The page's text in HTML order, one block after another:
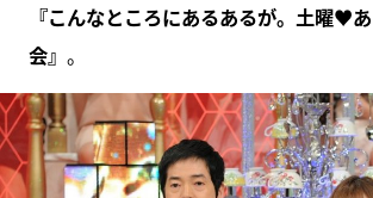
『こんなところにあるあるが。土曜♥
会』 。